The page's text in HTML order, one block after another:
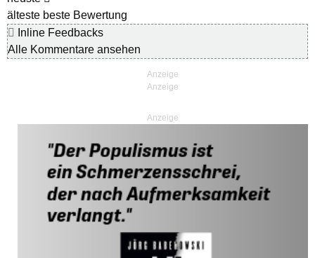
älteste beste Bewertung
Inline Feedbacks
Alle Kommentare ansehen
Anzeige